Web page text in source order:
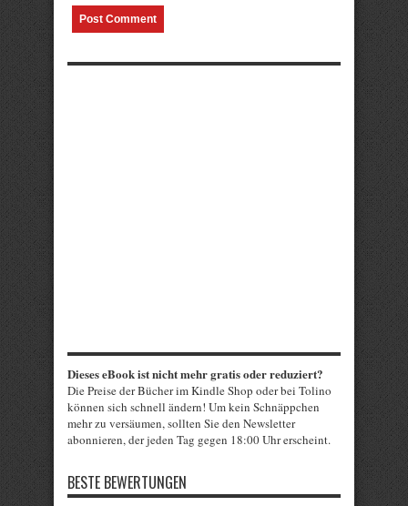
Dieses eBook ist nicht mehr gratis oder reduziert?
Die Preise der Bücher im Kindle Shop oder bei Tolino
können sich schnell ändern! Um kein Schnäppchen
mehr zu versäumen, sollten Sie den Newsletter
abonnieren, der jeden Tag gegen 18:00 Uhr erscheint.
BESTE BEWERTUNGEN